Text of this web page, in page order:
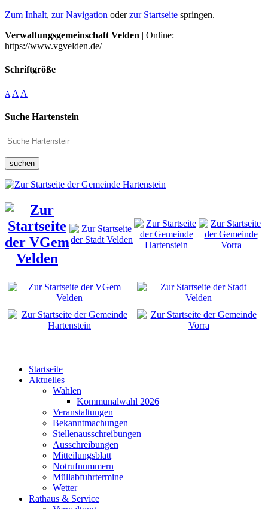
Zum Inhalt, zur Navigation oderzur Startseite springen.
Verwaltungsgemeinschaft Velden | Online:
https://www.vgvelden.de/
Schriftgröße
A A A
Suche Hartenstein
suchen
Startseite
Aktuelles
Wahlen
Kommunalwahl 2026
Veranstaltungen
Bekanntmachungen
Stellenausschreibungen
Ausschreibungen
Mitteilungsblatt
Notrufnummern
Müllabfuhrtermine
Wetter
Rathaus & Service